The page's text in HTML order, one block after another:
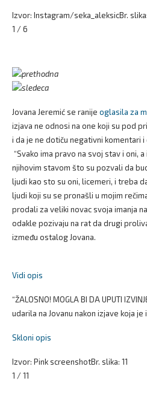
Izvor: Instagram/seka_aleksicBr.
1 / 6
Jovana Jeremić se ranije oglasila za
izjava ne odnosi na one koji su pod
i da je ne dotiču negativni komentari
“Svako ima pravo na svoj stav i oni,
njihovim stavom što su pozvali da
ljudi kao sto su oni, licemeri, i treba
ljudi koji su se pronašli u mojim
prodali za veliki novac svoja imanja
odakle pozivaju na rat da drugi
između ostalog Jovana.
Vidi opis
“ŽALOSNO! MOGLA BI DA UPUTI
udarila na Jovanu nakon izjave koja je
Skloni opis
Izvor: Pink screenshotBr. slika: 11
1 / 11